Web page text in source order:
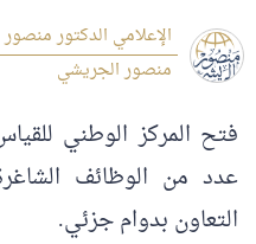
الإعلامي الدكتور
منصور الجريشي
فتح المركز الوطني
عدد من الوظائف
التعاون بدوام جزئي.